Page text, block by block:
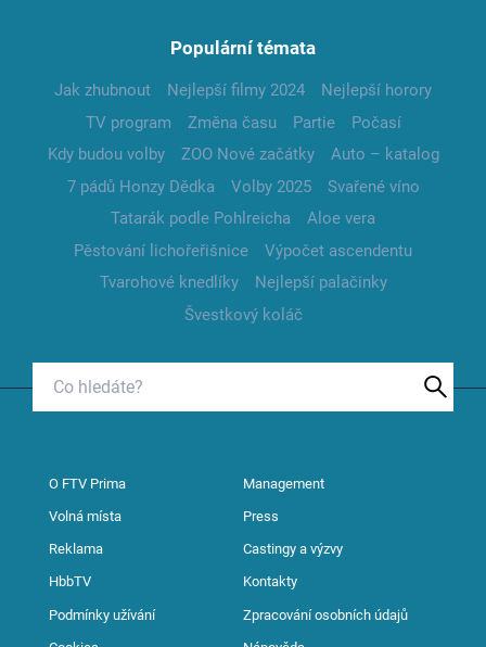
Populární témata
Jak zhubnout Nejlepší filmy 2024
Nejlepší horory
TV program
Změna času Partie
Počasí
Kdy budou volby
ZOO Nové začátky
Auto – katalog
7 pádů Honzy Dědka
Volby 2025
Svařené víno
Tatarák podle Pohlreicha
Aloe vera
Pěstování lichořeřišnice
Výpočet ascendentu
Tvarohové knedlíky
Nejlepší palačinky
Švestkový koláč
O FTV Prima Management
Volná místa Press
Reklama Castingy a výzvy
HbbTV Kontakty
Podmínky užívání Zpracování osobních údajů